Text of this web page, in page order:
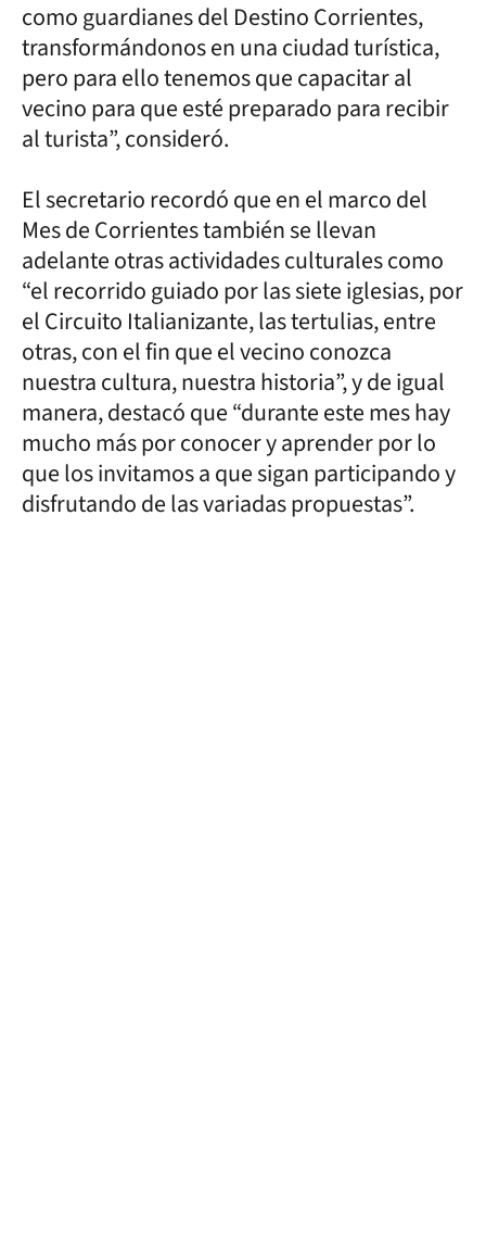
como guardianes del Destino Corrientes,
transformándonos en una ciudad turística,
pero para ello tenemos que capacitar al
vecino para que esté preparado para recibir
al turista”, consideró.
El secretario recordó que en el marco del
Mes de Corrientes también se llevan
adelante otras actividades culturales como
“el recorrido guiado por las siete iglesias, por
el Circuito Italianizante, las tertulias, entre
otras, con el fin que el vecino conozca
nuestra cultura, nuestra historia”, y de igual
manera, destacó que “durante este mes hay
mucho más por conocer y aprender por lo
que los invitamos a que sigan participando y
disfrutando de las variadas propuestas”.